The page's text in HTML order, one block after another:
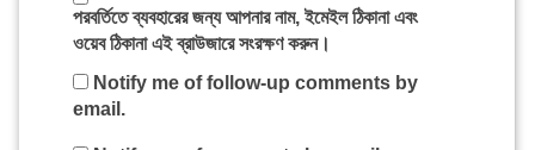
পরবর্তিতে ব্যবহারের জন্য আপনার নাম, ইমেইল ঠিকানা এবং
ওয়েব ঠিকানা এই ব্রাউজারে সংরক্ষণ করুন।
Notify me of follow-up comments by
email.